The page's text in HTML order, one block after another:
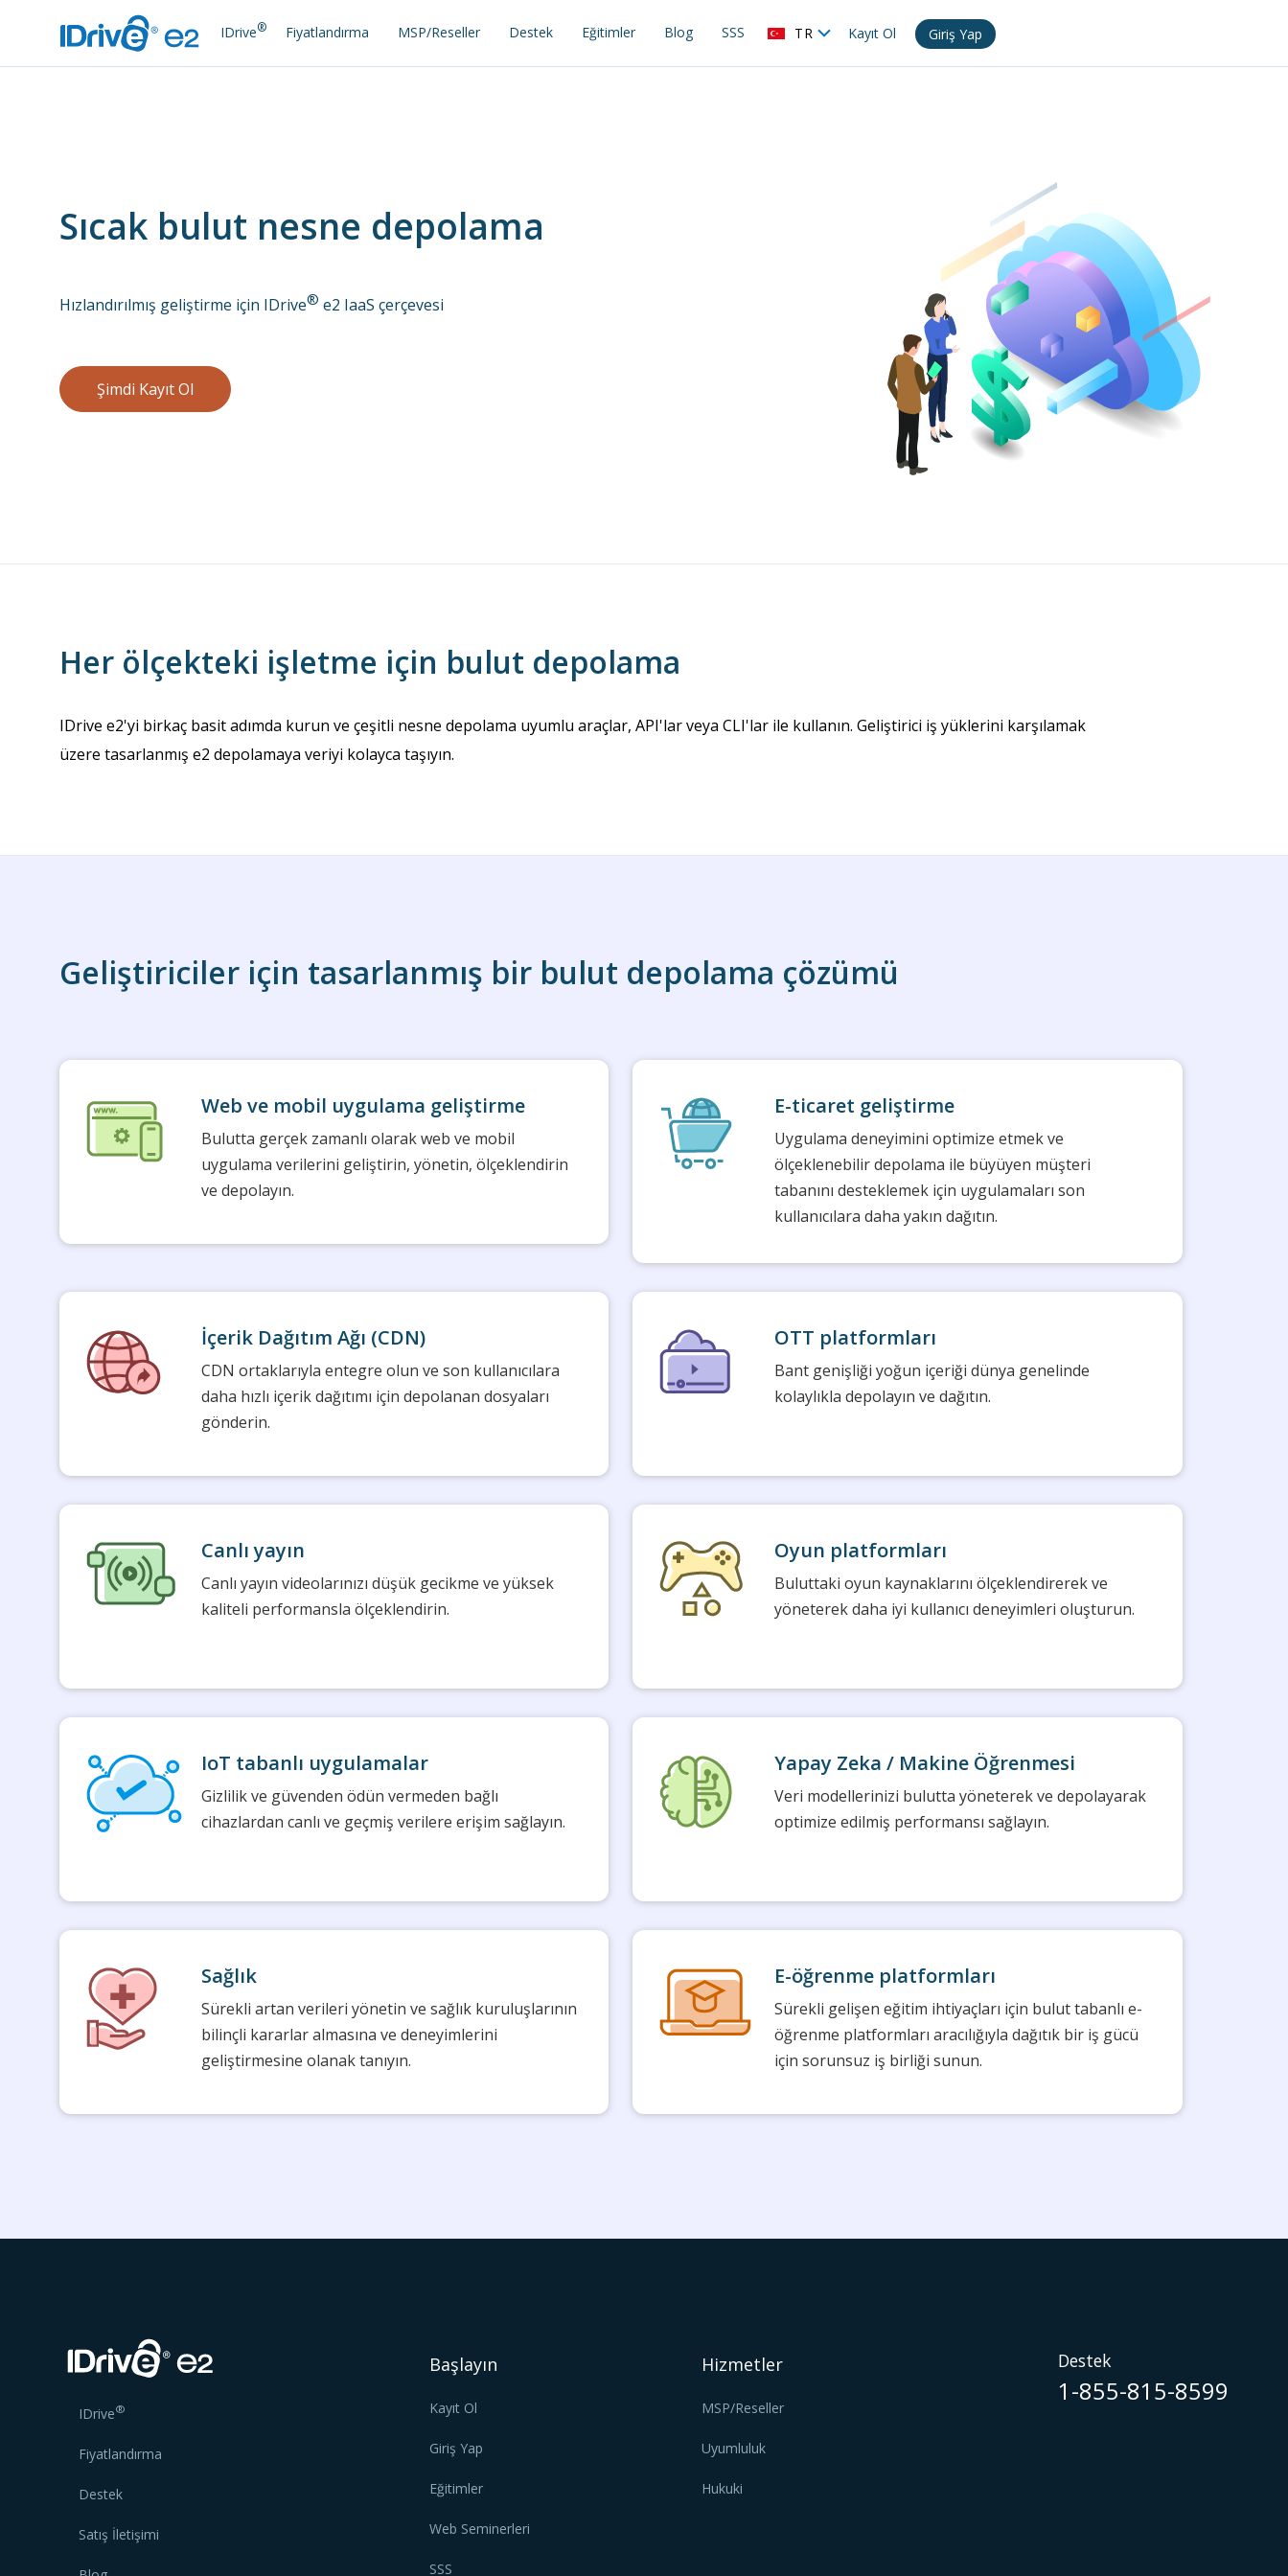
IDrive® Fiyatlandırma MSP/Reseller Destek Eğitimler Blog SSS TR Kayıt Ol Giriş Yap
Sıcak bulut nesne depolama
Hızlandırılmış geliştirme için IDrive® e2 IaaS çerçevesi
Şimdi Kayıt Ol
Her ölçekteki işletme için bulut depolama
IDrive e2'yi birkaç basit adımda kurun ve çeşitli nesne depolama uyumlu araçlar, API'lar veya CLI'lar ile kullanın. Geliştirici iş yüklerini karşılamak
üzere tasarlanmış e2 depolamaya veriyi kolayca taşıyın.
Geliştiriciler için tasarlanmış bir bulut depolama çözümü
Web ve mobil uygulama geliştirme
Bulutta gerçek zamanlı olarak web ve mobil
uygulama verilerini geliştirin, yönetin, ölçeklendirin
ve depolayın.
E-ticaret geliştirme
Uygulama deneyimini optimize etmek ve
ölçeklenebilir depolama ile büyüyen müşteri
tabanını desteklemek için uygulamaları son
kullanıcılara daha yakın dağıtın.
İçerik Dağıtım Ağı (CDN)
CDN ortaklarıyla entegre olun ve son kullanıcılara
daha hızlı içerik dağıtımı için depolanan dosyaları
gönderin.
OTT platformları
Bant genişliği yoğun içeriği dünya genelinde
kolaylıkla depolayın ve dağıtın.
Canlı yayın
Canlı yayın videolarınızı düşük gecikme ve yüksek
kaliteli performansla ölçeklendirin.
Oyun platformları
Buluttaki oyun kaynaklarını ölçeklendirerek ve
yöneterek daha iyi kullanıcı deneyimleri oluşturun.
IoT tabanlı uygulamalar
Gizlilik ve güvenden ödün vermeden bağlı
cihazlardan canlı ve geçmiş verilere erişim sağlayın.
Yapay Zeka / Makine Öğrenmesi
Veri modellerinizi bulutta yöneterek ve depolayarak
optimize edilmiş performansı sağlayın.
Sağlık
Sürekli artan verileri yönetin ve sağlık kuruluşlarının
bilinçli kararlar almasına ve deneyimlerini
geliştirmesine olanak tanıyın.
E-öğrenme platformları
Sürekli gelişen eğitim ihtiyaçları için bulut tabanlı e-
öğrenme platformları aracılığıyla dağıtık bir iş gücü
için sorunsuz iş birliği sunun.
IDrive®
Fiyatlandırma
Destek
Satış İletişimi
Başlayın
Kayıt Ol
Giriş Yap
Eğitimler
Web Seminerleri
SSS
Hizmetler
MSP/Reseller
Uyumluluk
Hukuki
Destek
1-855-815-8599